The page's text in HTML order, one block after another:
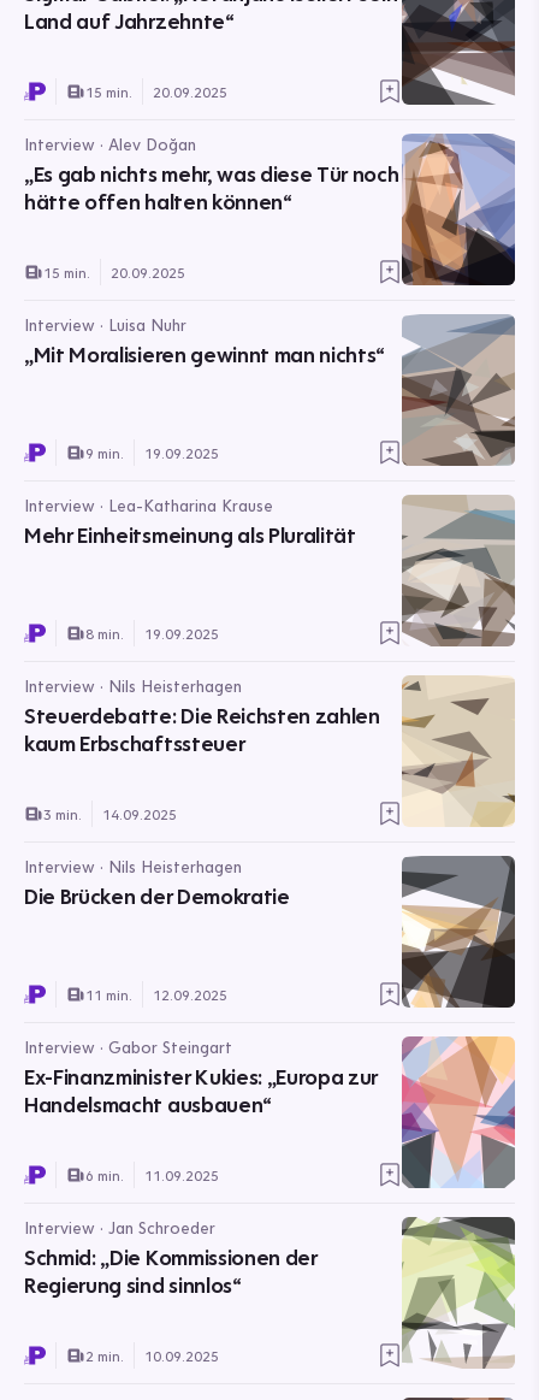
Land auf Jahrzehnte“
15 min. 20.09.2025
Interview · Alev Doğan
„Es gab nichts mehr, was diese Tür noch
hätte offen halten können“
15 min. 20.09.2025
Interview · Luisa Nuhr
„Mit Moralisieren gewinnt man nichts“
9 min. 19.09.2025
Interview · Lea-Katharina Krause
Mehr Einheitsmeinung als Pluralität
8 min. 19.09.2025
Interview · Nils Heisterhagen
Steuerdebatte: Die Reichsten zahlen
kaum Erbschaftssteuer
3 min. 14.09.2025
Interview · Nils Heisterhagen
Die Brücken der Demokratie
11 min. 12.09.2025
Interview · Gabor Steingart
Ex-Finanzminister Kukies: „Europa zur
Handelsmacht ausbauen“
6 min. 11.09.2025
Interview · Jan Schroeder
Schmid: „Die Kommissionen der
Regierung sind sinnlos“
2 min. 10.09.2025